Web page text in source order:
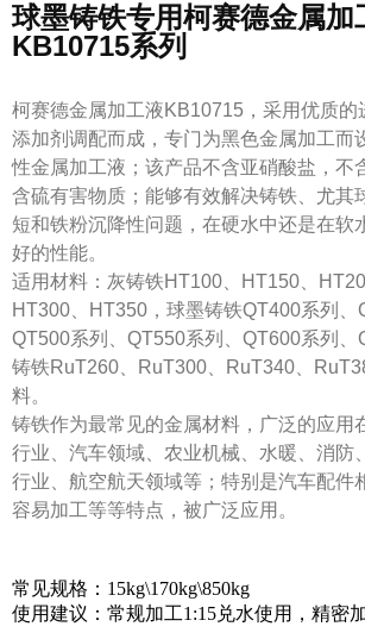
球墨铸铁专用柯赛德金属加
KB10715系列
柯赛德金属加工液KB10715，采用优质的
添加剂调配而成，专门为黑色金属加工而
性金属加工液；该产品不含亚硝酸盐，不
含硫有害物质；能够有效解决铸铁、尤其
短和铁粉沉降性问题，在硬水中还是在软
好的性能。
适用材料：灰铸铁HT100、HT150、
HT300、HT350，球墨铸铁QT400系列、
QT500系列、QT550系列、QT600系列、
铸铁RuT260、RuT300、RuT340、
料。
铸铁作为最常见的金属材料，广泛的应用
行业、汽车领域、农业机械、水暖、消防
行业、航空航天领域等；特别是汽车配件
容易加工等等特点，被广泛应用。
常见规格： 15kg\170kg\850kg
使用建议：常规加工1:15兑水使用，精密